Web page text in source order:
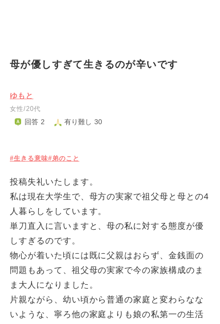
母が優しすぎて生きるのが辛いです
ゆもと
女性/20代
回答 2 有り難し 30
#生きる意味#弟のこと
投稿失礼いたします。
私は現在大学生で、母方の実家で祖父母と母との4
人暮らしをしています。
単刀直入に言いますと、母の私に対する態度が優
しすぎるのです。
物心が着いた頃には既に父親はおらず、金銭面の
問題もあって、祖父母の実家で今の家族構成のま
ま大人になりました。
片親ながら、幼い頃から普通の家庭と変わらなな
いような、寧ろ他の家庭よりも娘の私第一の生活